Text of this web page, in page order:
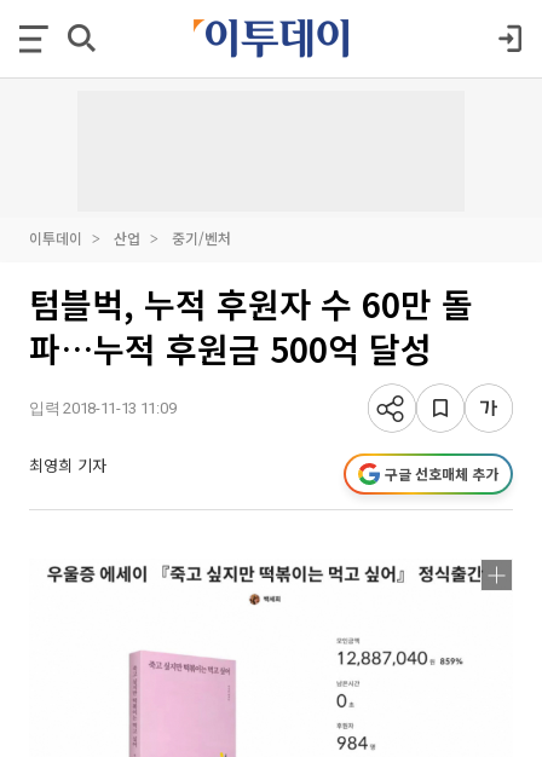
이투데이 산업 중기/벤처
텀블벅, 누적 후원자 수 60만 돌
파…누적 후원금 500억 달성
입력 2018-11-13 11:09
최영희 기자 구글 선호매체 추가